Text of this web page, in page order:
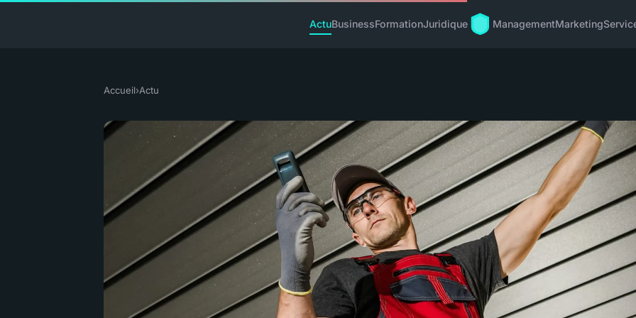
ActuBusinessFormationJuridique ManagementMarketing
Accueil›Actu